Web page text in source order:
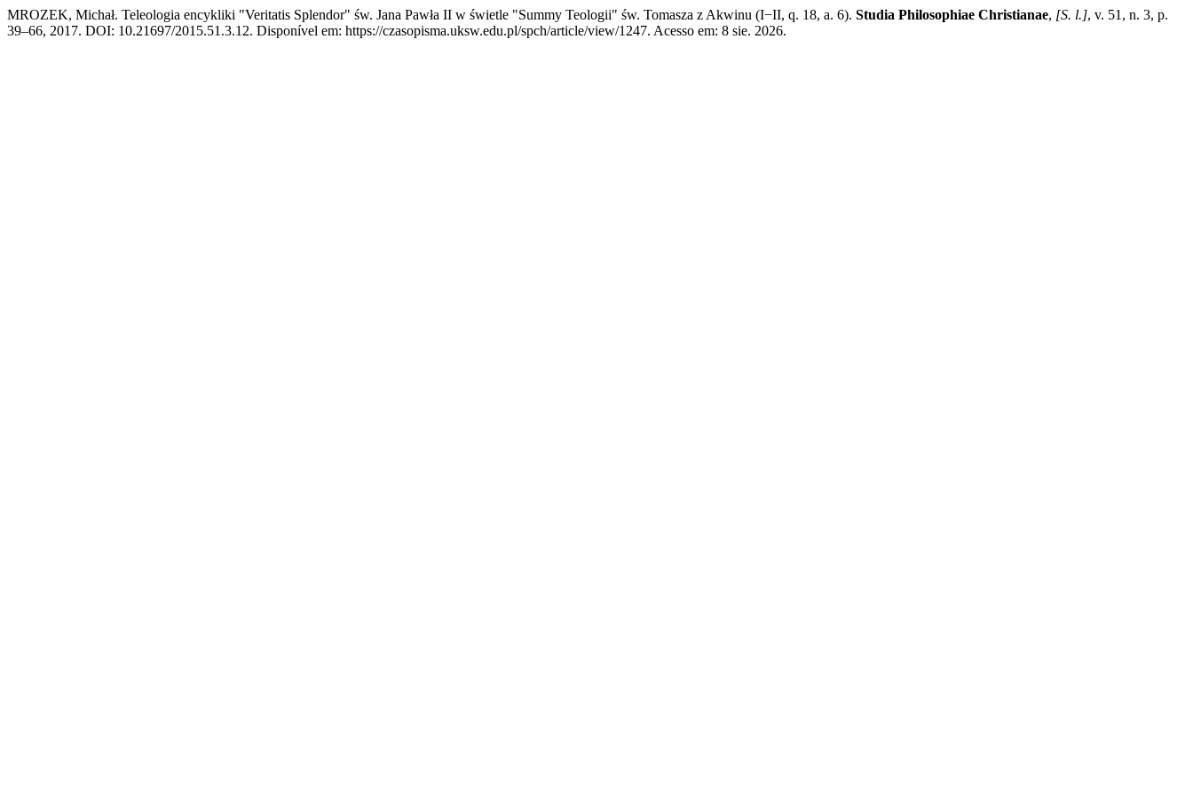
MROZEK, Michał. Teleologia encykliki "Veritatis Splendor" św. Jana Pawła II w świetle "Summy Teologii" św. Tomasza z Akwinu (I−II, q. 18, a. 6). Studia Philosophiae Christianae, [S. l.], v. 51, n. 3, p.
39–66, 2017. DOI: 10.21697/2015.51.3.12. Disponível em: https://czasopisma.uksw.edu.pl/spch/article/view/1247. Acesso em: 8 sie. 2026.